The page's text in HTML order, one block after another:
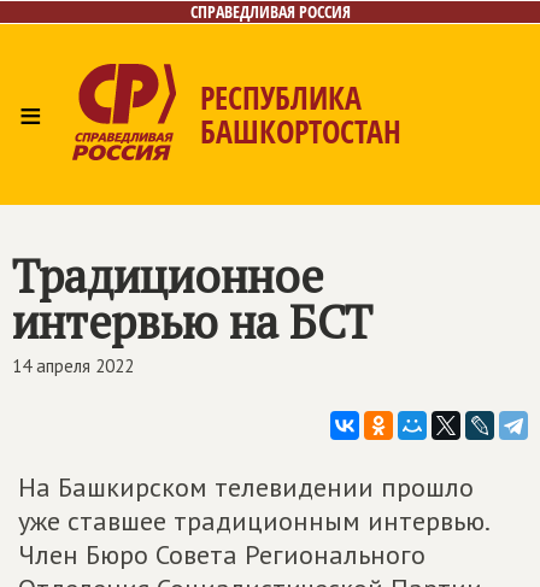
СПРАВЕДЛИВАЯ РОССИЯ
≡ РЕСПУБЛИКА
БАШКОРТОСТАН
Традиционное
интервью на БСТ
14 апреля 2022
На Башкирском телевидении прошло
уже ставшее традиционным интервью.
Член Бюро Совета Регионального